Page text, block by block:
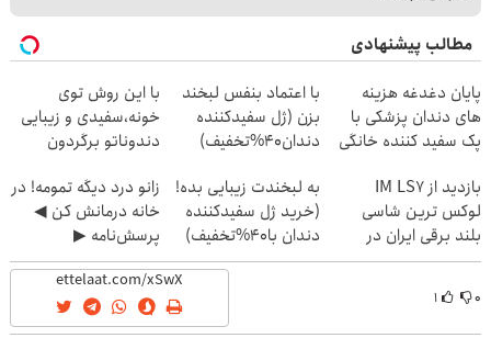
مطالب پیشنهادی
پایان دغدغه هزینه
های دندان پزشکی با
پک سفید کننده خانگی
با اعتماد بنفس لبخند
بزن (ژل سفیدکننده
دندان40%تخفیف)
با این روش توی
خونه،سفیدی و زیبایی
دندوناتو برگردون
بازدید از IM LS7
لوکس ترین شاسی
بلند برقی ایران در
باشگاه انقلاب
به لبخندت زیبایی بده!
(خرید ژل سفیدکننده
دندان با40%تخفیف)
زانو درد دیگه تمومه! در
خانه درمانش کن ◀
پرسش‌نامه ▶
۰ ۱